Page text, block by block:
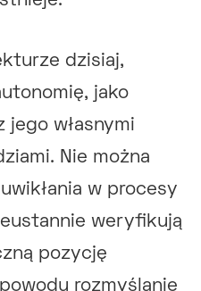
dzisiaj,
jako
jego własnymi
Nie można
w procesy
weryfikują
pozycję
rozmyślanie